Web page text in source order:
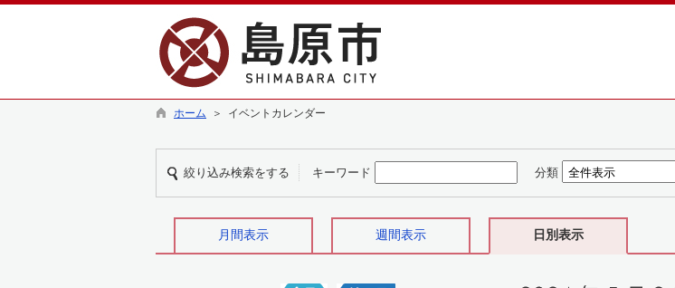
ホーム ＞ イベントカレンダー
絞り込み検索をする キーワード 分類
月間表示 週間表示 日別表示